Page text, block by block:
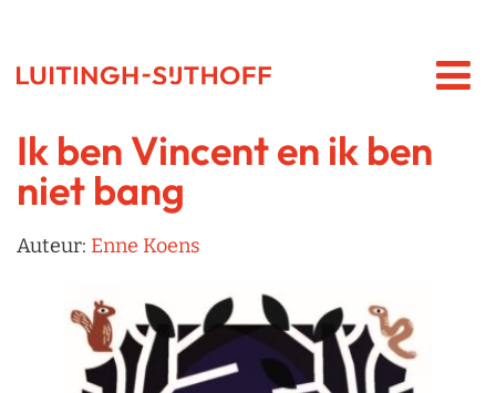
Ik ben Vincent en ik ben
niet bang
Auteur: Enne Koens